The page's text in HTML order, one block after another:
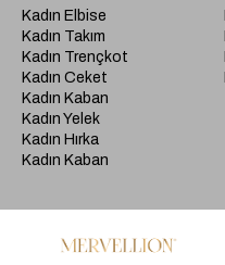
Kadın Elbise
Kadın Takım
Kadın Trençkot
Kadın Ceket
Kadın Kaban
Kadın Yelek
Kadın Hırka
Kadın Kaban